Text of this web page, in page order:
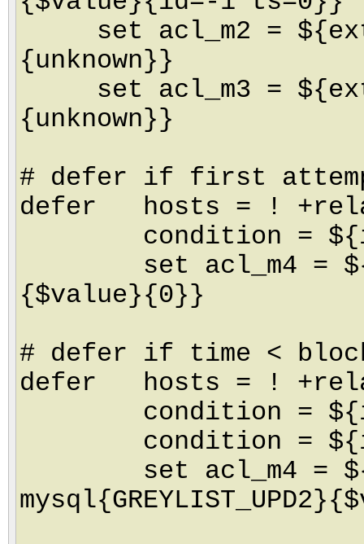
set acl_m2 =
{unknown}}
set acl_m3 =
{unknown}}
# defer if first
defer hosts = !
condition = ${if <
set acl_m4 =
{$value}{0}}
# defer if time <
defer hosts = !
condition = ${if >
condition = ${if <
set acl_m4 =